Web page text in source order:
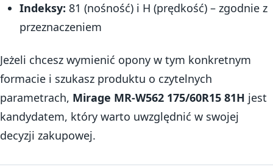
Indeksy: 81 (nośność) i H (prędkość) – zgodnie z
przeznaczeniem
Jeżeli chcesz wymienić opony w tym konkretnym
formacie i szukasz produktu o czytelnych
parametrach, Mirage MR-W562 175/60R15 81H jest
kandydatem, który warto uwzględnić w swojej
decyzji zakupowej.